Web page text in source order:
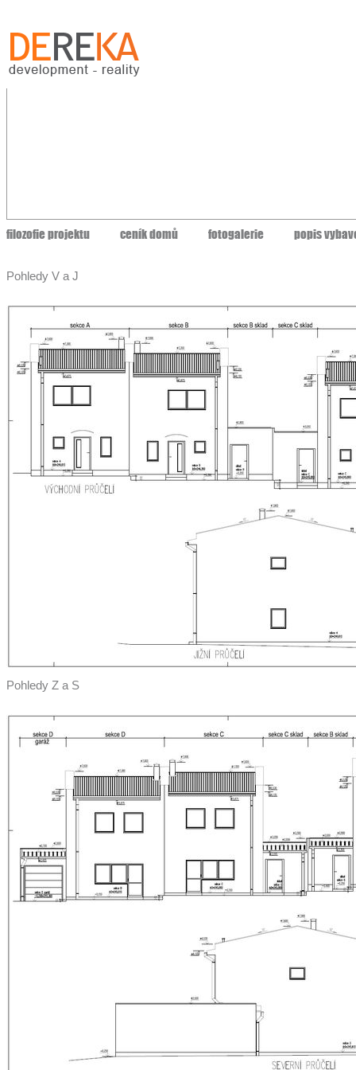
filozofie projektu ceník domů fotogalerie popis
Pohledy V a J
Pohledy Z a S